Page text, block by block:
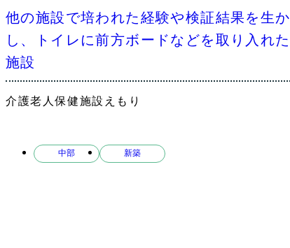
他の施設で培われた経験や検証結果を生か
し、トイレに前方ボードなどを取り入れた
施設
介護老人保健施設えもり
中部 新築